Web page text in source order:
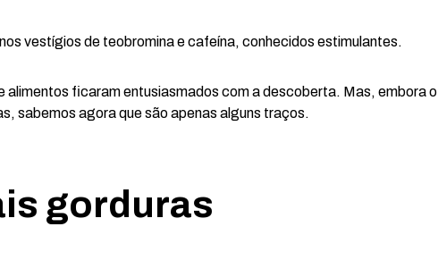
vestígios de teobromina e cafeína, conhecidos estimulantes.
alimentos ficaram entusiasmados com a descoberta. Mas, embora o
sabemos agora que são apenas alguns traços.
gorduras